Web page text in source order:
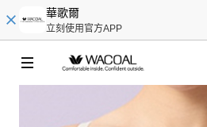
華歌爾
立刻使用官方APP